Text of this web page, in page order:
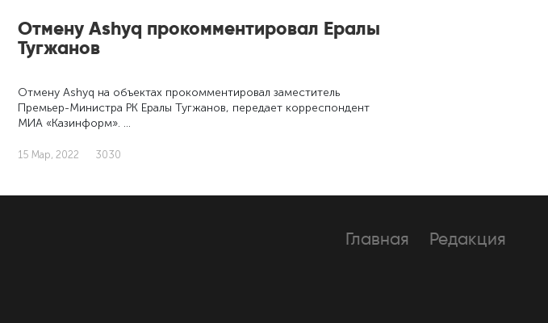
Отмену Ashyq прокомментировал Ералы
Тугжанов
Отмену Ashyq на объектах прокомментировал заместитель
Премьер-Министра РК Ералы Тугжанов, передает корреспондент
МИА «Казинформ». …
15 Мар, 2022 3030
Главная Редакция